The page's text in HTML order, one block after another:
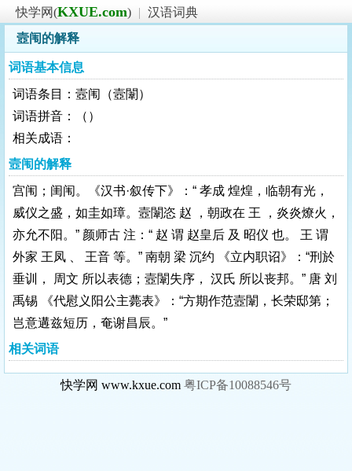
快学网(KXUE.com) | 汉语词典
壼闱的解释
词语基本信息
词语条目：壼闱（壼闈）
词语拼音：（）
相关成语：
壼闱的解释
宫闱；闺闱。《汉书·叙传下》：“ 孝成 煌煌，临朝有光，
威仪之盛，如圭如璋。壼闈恣 赵 ，朝政在 王 ，炎炎燎火，
亦允不阳。” 颜师古 注：“ 赵 谓 赵皇后 及 昭仪 也。 王 谓
外家 王凤 、 王音 等。” 南朝 梁 沉约 《立内职诏》：“刑於
垂训， 周文 所以表德；壼闈失序， 汉氏 所以丧邦。” 唐 刘
禹锡 《代慰义阳公主薨表》：“方期作范壼闈，长荣邸第；
岂意遘兹短历，奄谢昌辰。”
相关词语
快学网 www.kxue.com 粤ICP备10088546号